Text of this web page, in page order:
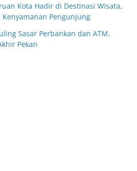
Kota Hadir di Destinasi Wisata,
Kenyamanan Pengunjung
Sasar Perbankan dan ATM,
Pekan